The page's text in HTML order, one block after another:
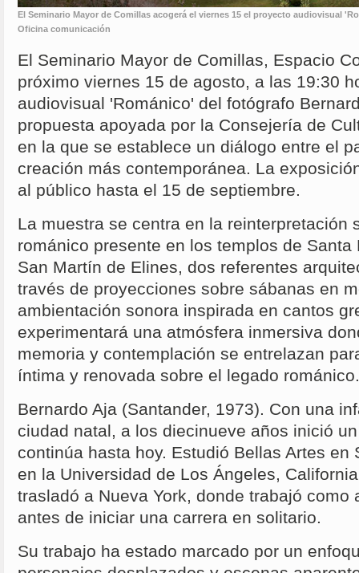
El Seminario Mayor de Comillas acogerá el viernes 15 el proyecto audiovisual
Oficina comunicación
El Seminario Mayor de Comillas, Espacio
próximo viernes 15 de agosto, a las 19:30
audiovisual 'Románico' del fotógrafo
propuesta apoyada por la Consejería de
en la que se establece un diálogo entre el
creación más contemporánea. La
al público hasta el 15 de septiembre.
La muestra se centra en la reinterpretación
románico presente en los templos de
San Martín de Elines, dos referentes
través de proyecciones sobre sábanas en
ambientación sonora inspirada en cantos
experimentará una atmósfera inmersiva
memoria y contemplación se entrelazan
íntima y renovada sobre el legado románico.
Bernardo Aja (Santander, 1973). Con una
ciudad natal, a los diecinueve años inició
continúa hasta hoy. Estudió Bellas Artes en
en la Universidad de Los Ángeles,
trasladó a Nueva York, donde trabajó como
antes de iniciar una carrera en solitario.
Su trabajo ha estado marcado por un